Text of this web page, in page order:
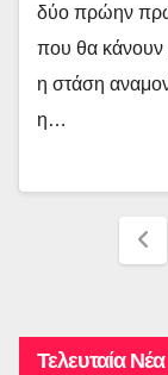
δύο πρώην
που θα κάνουν
η στάση
η…
Τελευταία Νέα